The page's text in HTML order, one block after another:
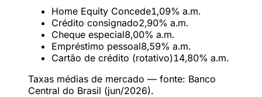
Home Equity Concede1,09% a.m.
Crédito consignado2,90% a.m.
Cheque especial8,00% a.m.
Empréstimo pessoal8,59% a.m.
Cartão de crédito (rotativo)14,80% a.m.
Taxas médias de mercado — fonte: Banco
Central do Brasil (jun/2026).